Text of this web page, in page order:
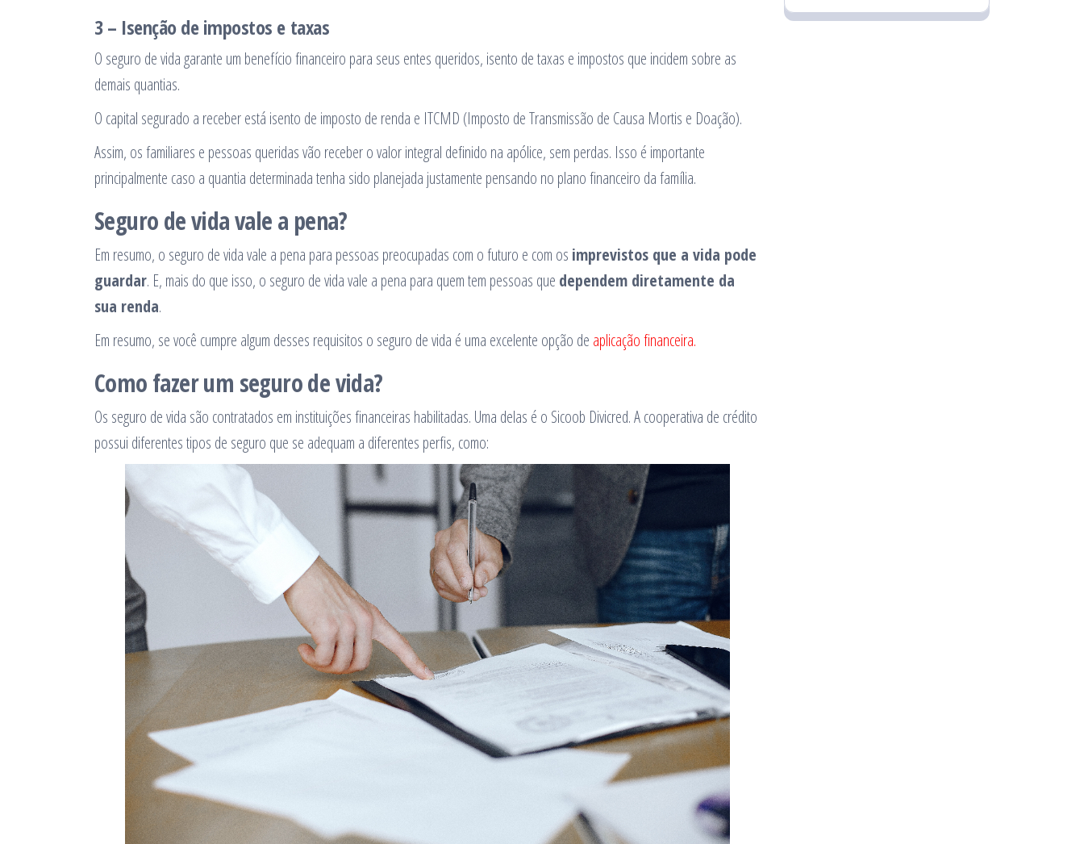
3 – Isenção de impostos e taxas
O seguro de vida garante um benefício financeiro para seus entes queridos, isento de taxas e impostos que incidem sobre as
demais quantias.
O capital segurado a receber está isento de imposto de renda e ITCMD (Imposto de Transmissão de Causa Mortis e Doação).
Assim, os familiares e pessoas queridas vão receber o valor integral definido na apólice, sem perdas. Isso é importante
principalmente caso a quantia determinada tenha sido planejada justamente pensando no plano financeiro da família.
Seguro de vida vale a pena?
Em resumo, o seguro de vida vale a pena para pessoas preocupadas com o futuro e com os imprevistos que a vida pode
guardar. E, mais do que isso, o seguro de vida vale a pena para quem tem pessoas que dependem diretamente da
sua renda.
Em resumo, se você cumpre algum desses requisitos o seguro de vida é uma excelente opção de aplicação financeira.
Como fazer um seguro de vida?
Os seguro de vida são contratados em instituições financeiras habilitadas. Uma delas é o Sicoob Divicred. A cooperativa de crédito
possui diferentes tipos de seguro que se adequam a diferentes perfis, como: